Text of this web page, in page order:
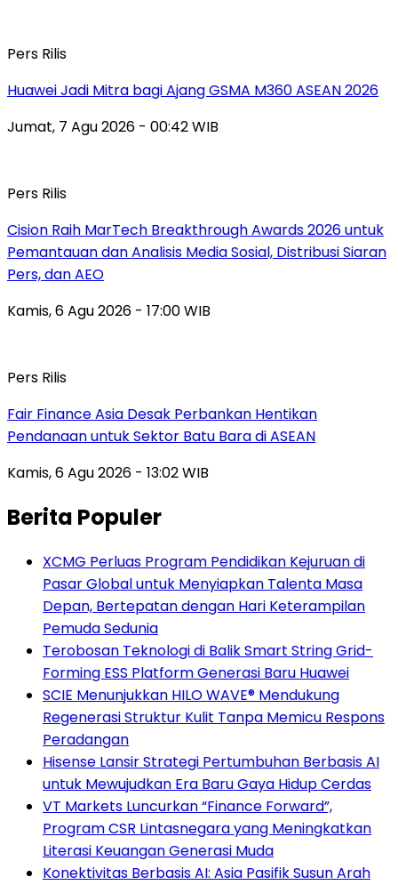
Pers Rilis
Huawei Jadi Mitra bagi Ajang GSMA M360 ASEAN 2026
Jumat, 7 Agu 2026 - 00:42 WIB
Pers Rilis
Cision Raih MarTech Breakthrough Awards 2026 untuk
Pemantauan dan Analisis Media Sosial, Distribusi Siaran
Pers, dan AEO
Kamis, 6 Agu 2026 - 17:00 WIB
Pers Rilis
Fair Finance Asia Desak Perbankan Hentikan
Pendanaan untuk Sektor Batu Bara di ASEAN
Kamis, 6 Agu 2026 - 13:02 WIB
Berita Populer
XCMG Perluas Program Pendidikan Kejuruan di
Pasar Global untuk Menyiapkan Talenta Masa
Depan, Bertepatan dengan Hari Keterampilan
Pemuda Sedunia
Terobosan Teknologi di Balik Smart String Grid-
Forming ESS Platform Generasi Baru Huawei
SCIE Menunjukkan HILO WAVE® Mendukung
Regenerasi Struktur Kulit Tanpa Memicu Respons
Peradangan
Hisense Lansir Strategi Pertumbuhan Berbasis AI
untuk Mewujudkan Era Baru Gaya Hidup Cerdas
VT Markets Luncurkan “Finance Forward”,
Program CSR Lintasnegara yang Meningkatkan
Literasi Keuangan Generasi Muda
Konektivitas Berbasis AI: Asia Pasifik Susun Arah